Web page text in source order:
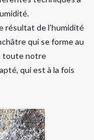
résultat de l’humidité
qui se forme au
toute notre
qui est à la fois